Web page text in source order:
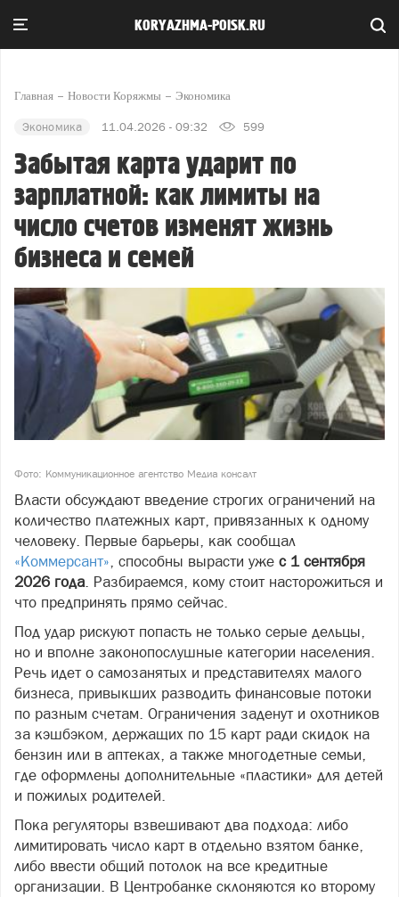
KORYAZHMA-POISK.RU
Главная Новости Коряжмы Экономика
Экономика 11.04.2026 - 09:32 599
Забытая карта ударит по
зарплатной: как лимиты на
число счетов изменят жизнь
бизнеса и семей
Фото: Коммуникационное агентство Медиа консалт
Власти обсуждают введение строгих ограничений на
количество платежных карт, привязанных к одному
человеку. Первые барьеры, как сообщал
«Коммерсант», способны вырасти уже с 1 сентября
2026 года. Разбираемся, кому стоит насторожиться и
что предпринять прямо сейчас.
Под удар рискуют попасть не только серые дельцы,
но и вполне законопослушные категории населения.
Речь идет о самозанятых и представителях малого
бизнеса, привыкших разводить финансовые потоки
по разным счетам. Ограничения заденут и охотников
за кэшбэком, держащих по 15 карт ради скидок на
бензин или в аптеках, а также многодетные семьи,
где оформлены дополнительные «пластики» для детей
и пожилых родителей.
Пока регуляторы взвешивают два подхода: либо
лимитировать число карт в отдельно взятом банке,
либо ввести общий потолок на все кредитные
организации. В Центробанке склоняются ко второму